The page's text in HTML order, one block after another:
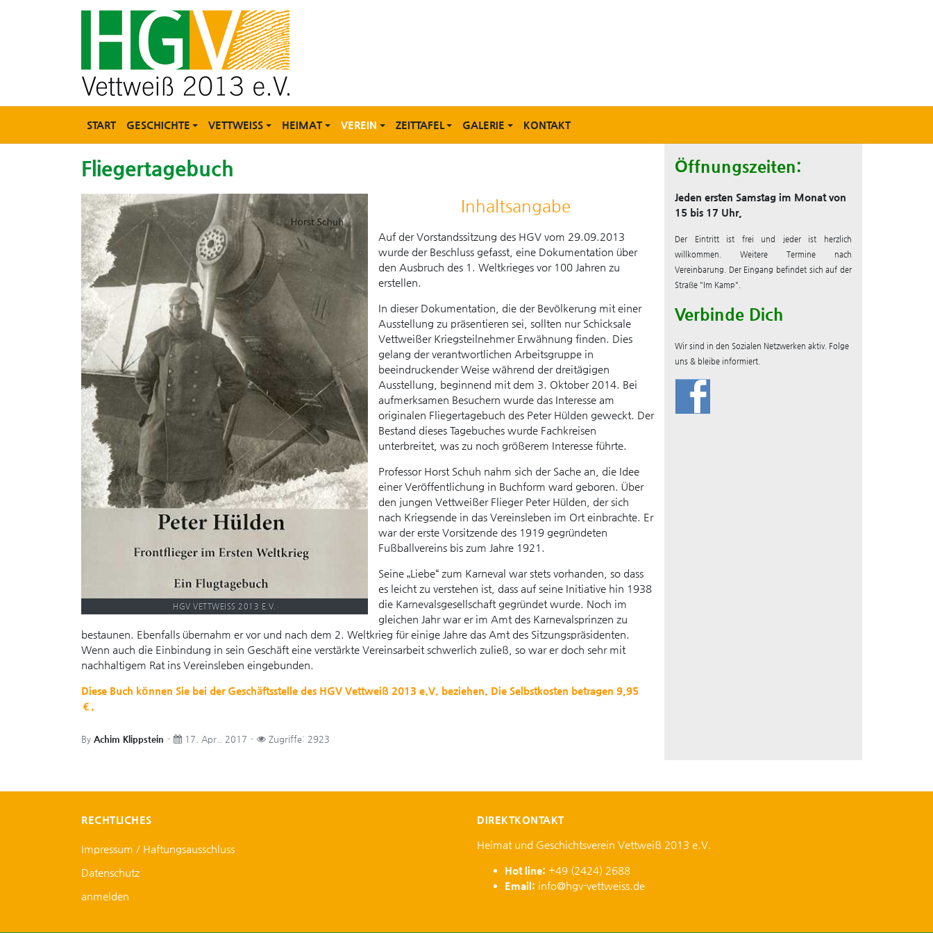
START GESCHICHTE VETTWEISS HEIMAT VEREIN ZEITTAFEL GALERIE KONTAKT
Fliegertagebuch
HGV VETTWEISS 2013 E.V.
Inhaltsangabe
Auf der Vorstandssitzung des HGV vom 29.09.2013
wurde der Beschluss gefasst, eine Dokumentation über
den Ausbruch des 1. Weltkrieges vor 100 Jahren zu
erstellen.
In dieser Dokumentation, die der Bevölkerung mit einer
Ausstellung zu präsentieren sei, sollten nur Schicksale
Vettweißer Kriegsteilnehmer Erwähnung finden. Dies
gelang der verantwortlichen Arbeitsgruppe in
beeindruckender Weise während der dreitägigen
Ausstellung, beginnend mit dem 3. Oktober 2014. Bei
aufmerksamen Besuchern wurde das Interesse am
originalen Fliegertagebuch des Peter Hülden geweckt. Der
Bestand dieses Tagebuches wurde Fachkreisen
unterbreitet, was zu noch größerem Interesse führte.
Professor Horst Schuh nahm sich der Sache an, die Idee
einer Veröffentlichung in Buchform ward geboren. Über
den jungen Vettweißer Flieger Peter Hülden, der sich
nach Kriegsende in das Vereinsleben im Ort einbrachte. Er
war der erste Vorsitzende des 1919 gegründeten
Fußballvereins bis zum Jahre 1921.
Seine „Liebe“ zum Karneval war stets vorhanden, so dass
es leicht zu verstehen ist, dass auf seine Initiative hin 1938
die Karnevalsgesellschaft gegründet wurde. Noch im
gleichen Jahr war er im Amt des Karnevalsprinzen zu
bestaunen. Ebenfalls übernahm er vor und nach dem 2. Weltkrieg für einige Jahre das Amt des Sitzungspräsidenten.
Wenn auch die Einbindung in sein Geschäft eine verstärkte Vereinsarbeit schwerlich zuließ, so war er doch sehr mit
nachhaltigem Rat ins Vereinsleben eingebunden.
Diese Buch können Sie bei der Geschäftsstelle des HGV Vettweiß 2013 e.V. beziehen. Die Selbstkosten betragen 9,95
€.
By Achim Klippstein 17. Apr.. 2017 Zugriffe: 2923
Öffnungszeiten:
Jeden ersten Samstag im Monat von
15 bis 17 Uhr,
Der Eintritt ist frei und jeder ist herzlich
willkommen. Weitere Termine nach
Vereinbarung. Der Eingang befindet sich auf der
Straße "Im Kamp".
Verbinde Dich
Wir sind in den Sozialen Netzwerken aktiv. Folge
uns & bleibe informiert.
RECHTLICHES
Impressum / Haftungsausschluss
Datenschutz
anmelden
DIREKTKONTAKT
Heimat und Geschichtsverein Vettweiß 2013 e.V.
Hot line: +49 (2424) 2688
Email: info@hgv-vettweiss.de